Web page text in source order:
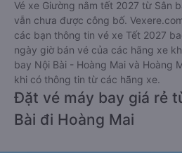
Vé xe Giường nằm tết 2027 từ Sân
vẫn chưa được công bố.
các bạn thông tin vé xe Tết 2027
ngày giờ bán vé của các hãng xe
bay Nội Bài - Hoàng Mai và Hoàng
khi có thông tin từ các hãng xe.
Đặt vé máy bay giá rẻ
Bài đi Hoàng Mai